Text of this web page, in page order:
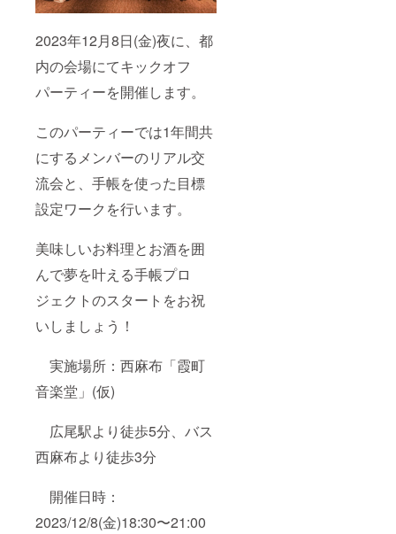
2023年12月8日(金)夜に、都
内の会場にてキックオフ
パーティーを開催します。
このパーティーでは1年間共
にするメンバーのリアル交
流会と、手帳を使った目標
設定ワークを行います。
美味しいお料理とお酒を囲
んで夢を叶える手帳プロ
ジェクトのスタートをお祝
いしましょう！
実施場所：西麻布「霞町
音楽堂」(仮)
広尾駅より徒歩5分、バス
西麻布より徒歩3分
開催日時：
2023/12/8(金)18:30〜21:00